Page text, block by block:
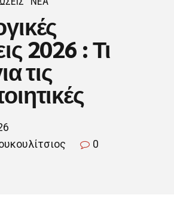
2026 : Τι
τις
0